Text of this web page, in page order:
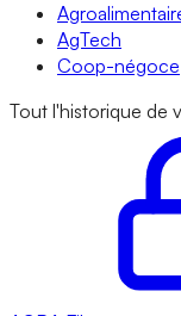
AgTech
Coop-négoce
Tout l'historique de